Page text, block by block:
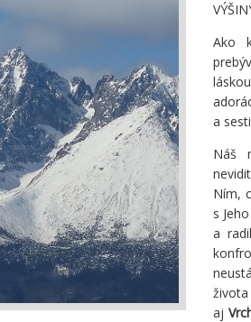
Ako
a
Náš
Ním,
s
a
aj